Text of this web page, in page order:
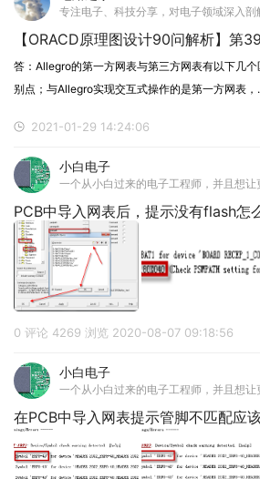
专注电子、科技分享，对电子领域深入剖
答：Allegro的第一方网表与第三方网表有以下几个
别点；与Allegro实现交互式操作的是第一方网表，
将器件的Value属性导入到PCB中，输出时以封装属
来代替Value属性，第一方网表是可以的；网表导入
PCB中时，第三方的网表需要指定事先指定好PCB
装库文件，并产生Device文件，才可以将网表导
PCB中，第一方网表则可以直接导入。
2021-01-29 14:24:06
小白电子
PCB中导入网表后，提示没有flash怎
0 评论 4269 浏览 2020-08-07 09:18:56
小白电子
在PCB中导入网表提示管脚不匹配应